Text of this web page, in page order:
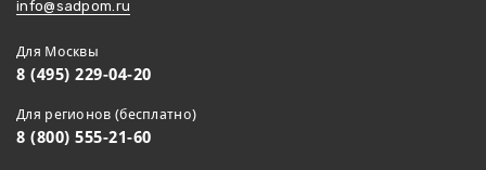
info@sadpom.ru
Для Москвы
8 (495) 229-04-20
Для регионов (бесплатно)
8 (800) 555-21-60